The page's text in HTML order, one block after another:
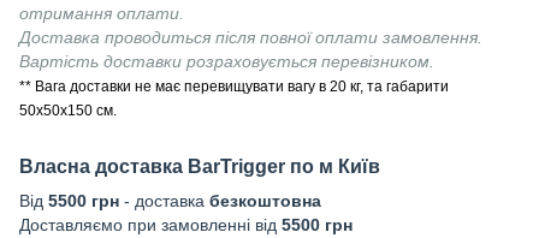
отримання оплати.
Доставка проводиться після повної оплати замовлення.
Вартість доставки розраховується перевізником.
** Вага доставки не має перевищувати вагу в 20 кг, та габарити
50х50х150 см.
Власна доставка BarTrigger по м Київ
Від 5500 грн - доставка безкоштовна
Доставляємо при замовленні від 5500 грн